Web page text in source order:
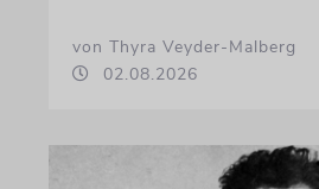
von Thyra Veyder-Malberg
02.08.2026